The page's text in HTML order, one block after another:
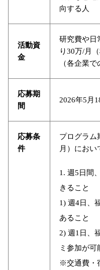
向する人
活動資
金
研究費や日
り30万/月
（各企業
応募期
間
2026年5月
応募条
件
プログラム
月）におい
1. 週5日間
きること
1) 週4日、
あること
2) 週1日、
ミ参加が可
※交通費・